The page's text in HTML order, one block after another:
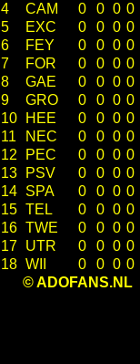
4
CAM 0 0 0 0
5
EXC 0 0 0 0
6
FEY 0 0 0 0
7
FOR 0 0 0 0
8
GAE 0 0 0 0
9
GRO 0 0 0 0
10
HEE 0 0 0 0
11
NEC 0 0 0 0
12
PEC 0 0 0 0
13
PSV 0 0 0 0
14 SPA 0 0 0 0
15 TEL 0 0 0 0
16 TWE 0 0 0 0
17 UTR 0 0 0 0
18 WII 0 0 0 0
© ADOFANS.NL